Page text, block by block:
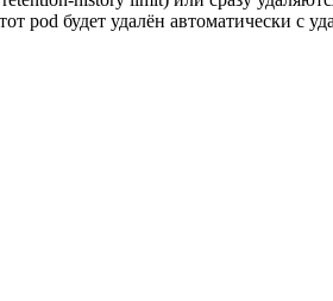
pod будет удалён автоматически с